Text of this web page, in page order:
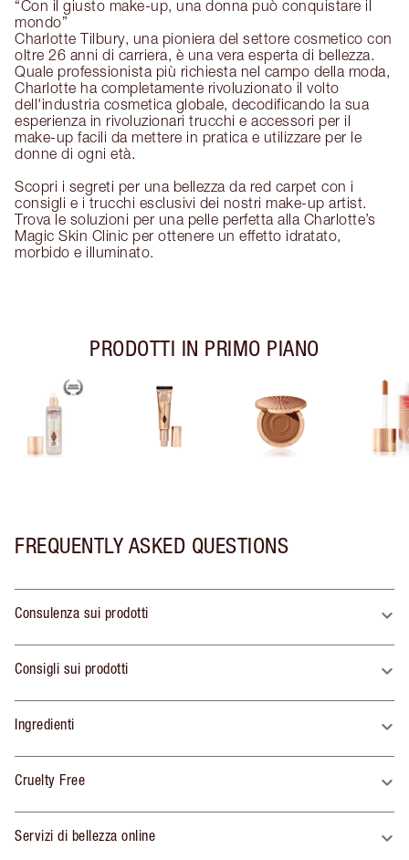
“Con il giusto make-up, una donna può conquistare il
mondo”
Charlotte Tilbury, una pioniera del settore cosmetico con
oltre 26 anni di carriera, è una vera esperta di bellezza.
Quale professionista più richiesta nel campo della moda,
Charlotte ha completamente rivoluzionato il volto
dell'industria cosmetica globale, decodificando la sua
esperienza in rivoluzionari trucchi e accessori per il
make-up facili da mettere in pratica e utilizzare per le
donne di ogni età.
Scopri i segreti per una bellezza da red carpet con i
consigli e i trucchi esclusivi dei nostri make-up artist.
Trova le soluzioni per una pelle perfetta alla Charlotte’s
Magic Skin Clinic per ottenere un effetto idratato,
morbido e illuminato.
PRODOTTI IN PRIMO PIANO
FREQUENTLY ASKED QUESTIONS
Consulenza sui prodotti
Consigli sui prodotti
Ingredienti
Cruelty Free
Servizi di bellezza online